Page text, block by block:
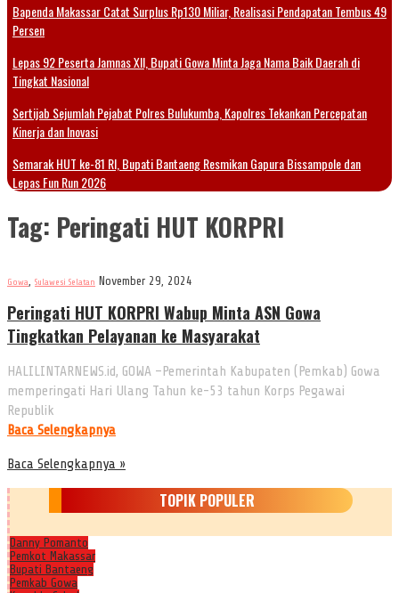
Bapenda Makassar Catat Surplus Rp130 Miliar, Realisasi Pendapatan Tembus 49
Persen
Lepas 92 Peserta Jamnas XII, Bupati Gowa Minta Jaga Nama Baik Daerah di
Tingkat Nasional
Sertijab Sejumlah Pejabat Polres Bulukumba, Kapolres Tekankan Percepatan
Kinerja dan Inovasi
Semarak HUT ke-81 RI, Bupati Bantaeng Resmikan Gapura Bissampole dan
Lepas Fun Run 2026
Tag: Peringati HUT KORPRI
Gowa, Sulawesi Selatan November 29, 2024
Peringati HUT KORPRI Wabup Minta ASN Gowa
Tingkatkan Pelayanan ke Masyarakat
HALILINTARNEWS.id, GOWA –Pemerintah Kabupaten (Pemkab) Gowa
memperingati Hari Ulang Tahun ke-53 tahun Korps Pegawai
Republik
Baca Selengkapnya
Baca Selengkapnya »
TOPIK POPULER
Danny Pomanto
Pemkot Makassar
Bupati Bantaeng
Pemkab Gowa